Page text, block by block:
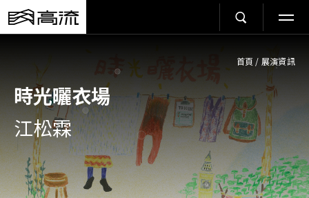
首頁 / 展演資訊
時光曬衣場
江松霖